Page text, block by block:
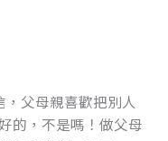
父母親喜歡把別人
的，不是嗎！做父母